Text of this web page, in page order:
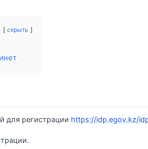
скрыть
для регистрации https://idp.egov.kz/